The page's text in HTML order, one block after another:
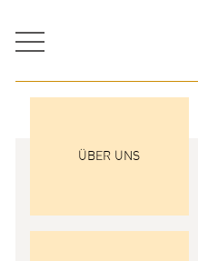
ÜBER UNS